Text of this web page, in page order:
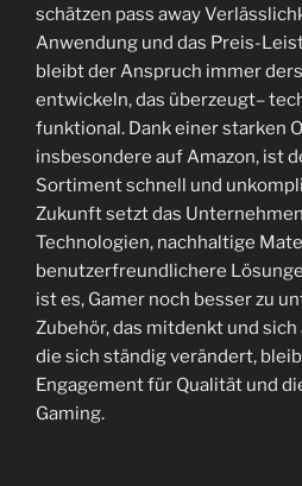
schätzen pass away
Anwendung und das Preis-
bleibt der Anspruch immer
entwickeln, das überzeugt–
funktional. Dank einer starken
insbesondere auf Amazon, ist
Sortiment schnell und
Zukunft setzt das
Technologien, nachhaltige
benutzerfreundlichere
ist es, Gamer noch besser zu
Zubehör, das mitdenkt und
die sich ständig verändert,
Engagement für Qualität und
Gaming.